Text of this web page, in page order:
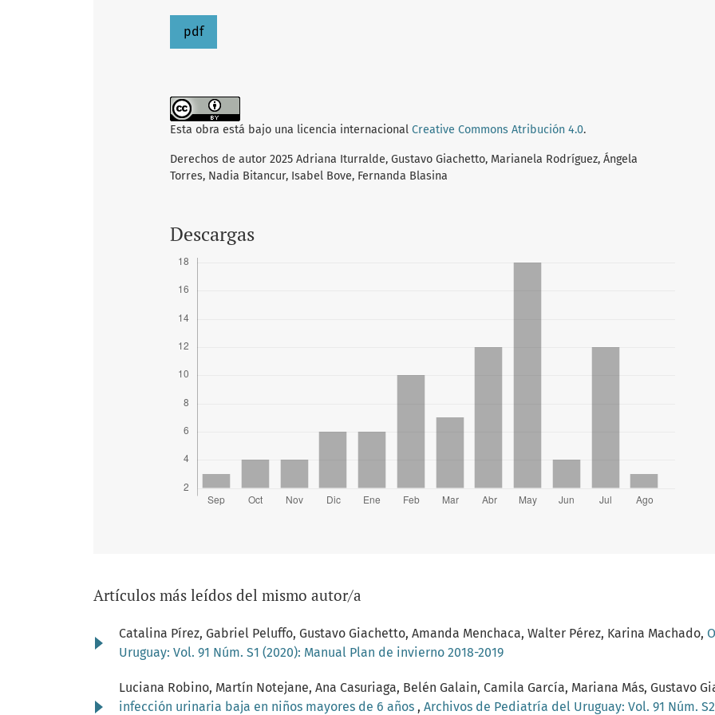
pdf
Esta obra está bajo una licencia internacional Creative Commons Atribución 4.0.
Derechos de autor 2025 Adriana Iturralde, Gustavo Giachetto, Marianela Rodríguez, Ángela
Torres, Nadia Bitancur, Isabel Bove, Fernanda Blasina
Descargas
Artículos más leídos del mismo autor/a
Catalina Pírez, Gabriel Peluffo, Gustavo Giachetto, Amanda Menchaca, Walter Pérez, Karina Machado,
Uruguay: Vol. 91 Núm. S1 (2020): Manual Plan de invierno 2018-2019
Luciana Robino, Martín Notejane, Ana Casuriaga, Belén Galain, Camila García, Mariana Más, Gustavo
infección urinaria baja en niños mayores de 6 años , Archivos de Pediatría del Uruguay: Vol. 91 Núm.